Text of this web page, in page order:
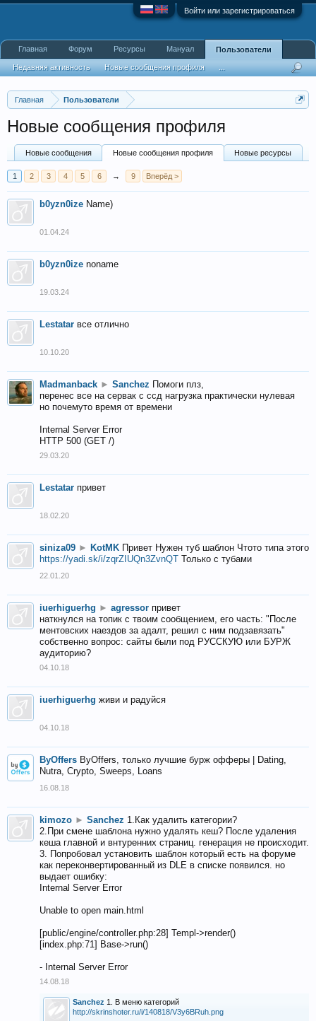
Войти или зарегистрироваться
Главная Пользователи
Новые сообщения профиля
Новые сообщения Новые сообщения профиля Новые ресурсы
1 2 3 4 5 6 → 9 Вперёд >
b0yzn0ize Name)
01.04.24
b0yzn0ize noname
19.03.24
Lestatar все отлично
10.10.20
Madmanback ► Sanchez Помоги плз,
перенес все на сервак с ссд нагрузка практически нулевая
но почемуто время от времени
Internal Server Error
HTTP 500 (GET /)
29.03.20
Lestatar привет
18.02.20
siniza09 ► KotMK Привет Нужен туб шаблон Чтото типа этого
https://yadi.sk/i/zqrZIUQn3ZvnQT Только с тубами
22.01.20
iuerhiguerhg ► agressor привет
наткнулся на топик с твоим сообщением, его часть: "После
ментовских наездов за адалт, решил с ним подзавязать"
собственно вопрос: сайты были под РУССКУЮ или БУРЖ
аудиторию?
04.10.18
iuerhiguerhg живи и радуйся
04.10.18
ByOffers ByOffers, только лучшие бурж офферы | Dating,
Nutra, Crypto, Sweeps, Loans
16.08.18
kimozo ► Sanchez 1.Как удалить категории?
2.При смене шаблона нужно удалять кеш? После удаления
кеша главной и внтуренних страниц. генерация не происходит.
3. Попробовал установить шаблон который есть на форуме
как переконвертированный из DLE в списке появился. но
выдает ошибку:
Internal Server Error
Unable to open main.html
[public/engine/controller.php:28] Templ->render()
[index.php:71] Base->run()
- Internal Server Error
14.08.18
Sanchez 1. В меню категорий
http://skrinshoter.ru/i/140818/V3y6BRuh.png
Главная Форум Ресурсы Мануал Пользователи
Недавняя активность Новые сообщения профиля